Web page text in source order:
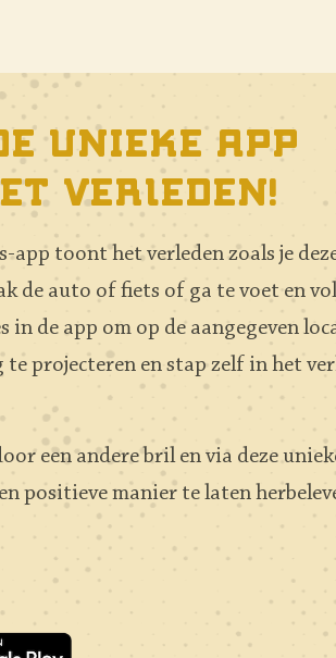
unieke app
verleden!
app toont het verleden zoals je
de auto of fiets of ga te voet en
in de app om op de aangegeven
projecteren en stap zelf in het
een andere bril en via deze
positieve manier te laten